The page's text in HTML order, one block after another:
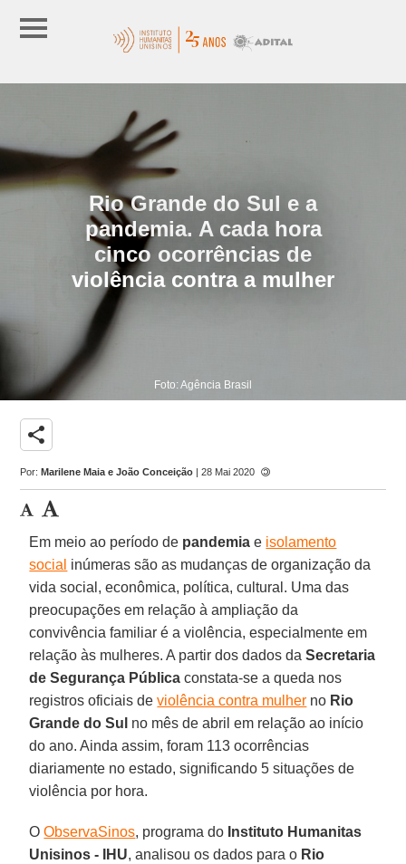
Rio Grande do Sul e a
pandemia. A cada hora
cinco ocorrências de
violência contra a mulher
Foto: Agência Brasil
share
Por:Marilene Maia e João Conceição | 28 Mai 2020
Em meio ao período de pandemia e isolamento
social inúmeras são as mudanças de organização da
vida social, econômica, política, cultural. Uma das
preocupações em relação à ampliação da
convivência familiar é a violência, especialmente em
relação às mulheres. A partir dos dados daSecretaria
de Segurança Pública constata-se a queda nos
registros oficiais deviolência contra mulher no Rio
Grande do Sul no mês de abril em relação ao início
do ano. Ainda assim, foram 113 ocorrências
diariamente no estado, significando 5 situações de
violência por hora.
OObservaSinos, programa do Instituto Humanitas
Unisinos - IHU, analisou os dados para o Rio